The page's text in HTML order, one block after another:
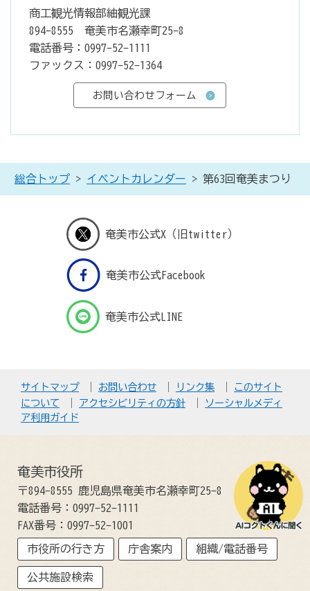
商工観光情報部紬観光課
894-8555 奄美市名瀬幸町25-8
電話番号：0997-52-1111
ファックス：0997-52-1364
総合トップ > イベントカレンダー > 第63回奄美まつり
奄美市公式X（旧twitter）
奄美市公式Facebook
奄美市公式LINE
サイトマップ お問い合わせ リンク集
このサイト
について
アクセシビリティの方針
ソーシャルメディ
ア利用ガイド
奄美市役所
〒894-8555 鹿児島県奄美市名瀬幸町25-8
電話番号：0997-52-1111
FAX番号：0997-52-1001
市役所の行き方 庁舎案内 組織/電話番号
公共施設検索